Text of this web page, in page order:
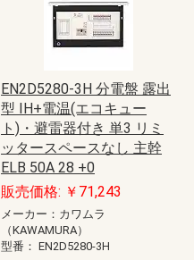
EN2D5280-3H 分電盤 露出
型 IH+電温(エコキュー
ト)・避雷器付き 単3 リミ
ッタースペースなし 主幹
ELB 50A 28 +0
販売価格: ￥71,243
メーカー：カワムラ
（KAWAMURA）
型番： EN2D5280-3H